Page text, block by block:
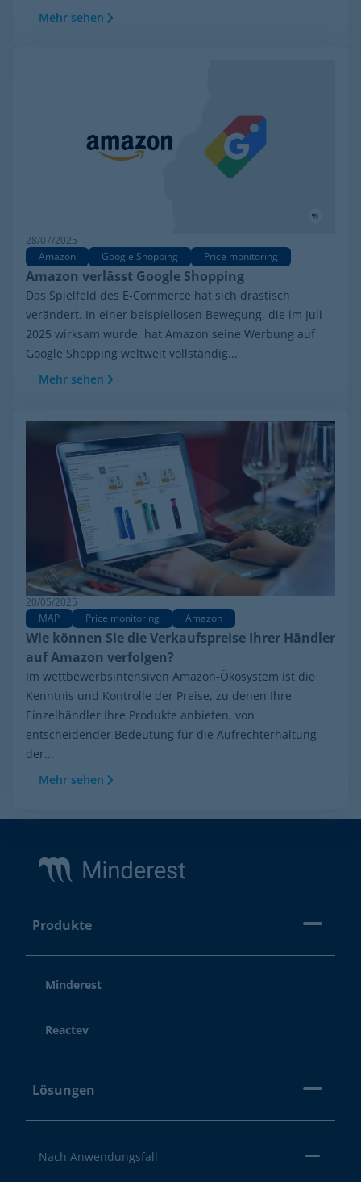
Mehr sehen
28/07/2025
Amazon
Google Shopping Price monitoring
Amazon verlässt Google Shopping
Das Spielfeld des E-Commerce hat sich drastisch
verändert. In einer beispiellosen Bewegung, die im Juli
2025 wirksam wurde, hat Amazon seine Werbung auf
Google Shopping weltweit vollständig...
Mehr sehen
20/05/2025
MAP
Price monitoring Amazon
Wie können Sie die Verkaufspreise Ihrer Händler
auf Amazon verfolgen?
Im wettbewerbsintensiven Amazon-Ökosystem ist die
Kenntnis und Kontrolle der Preise, zu denen Ihre
Einzelhändler Ihre Produkte anbieten, von
entscheidender Bedeutung für die Aufrechterhaltung
der...
Mehr sehen
Produkte
Minderest
Reactev
Lösungen
Nach Anwendungsfall